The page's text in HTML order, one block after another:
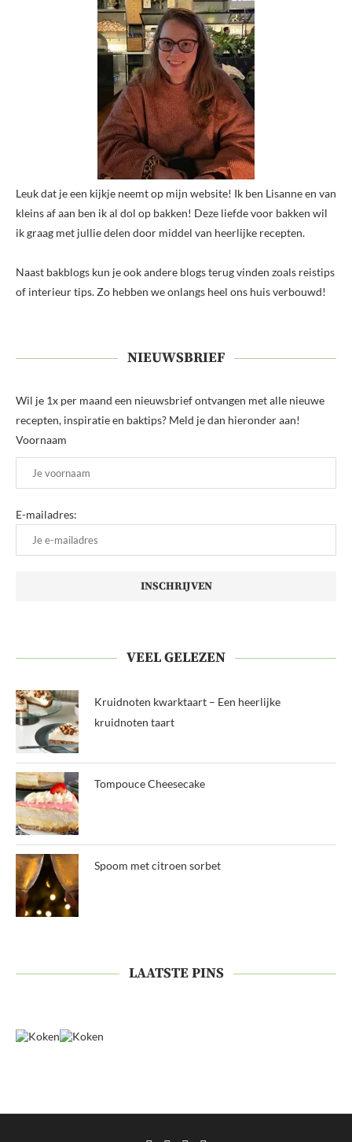
Leuk dat je een kijkje neemt op mijn website! Ik ben Lisanne en van
kleins af aan ben ik al dol op bakken! Deze liefde voor bakken wil
ik graag met jullie delen door middel van heerlijke recepten.
Naast bakblogs kun je ook andere blogs terug vinden zoals reistips
of interieur tips. Zo hebben we onlangs heel ons huis verbouwd!
NIEUWSBRIEF
Wil je 1x per maand een nieuwsbrief ontvangen met alle nieuwe
recepten, inspiratie en baktips? Meld je dan hieronder aan!
Voornaam
E-mailadres:
VEEL GELEZEN
Kruidnoten kwarktaart – Een heerlijke
kruidnoten taart
Tompouce Cheesecake
Spoom met citroen sorbet
LAATSTE PINS